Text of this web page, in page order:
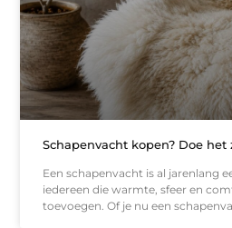
Schapenvacht kopen? Doe het
Een schapenvacht is al jarenlang
iedereen die warmte, sfeer en
toevoegen. Of je nu een